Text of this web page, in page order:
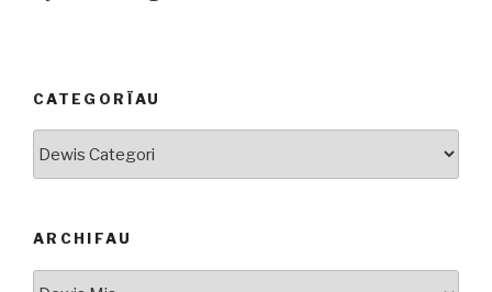
CATEGORÏAU
ARCHIFAU